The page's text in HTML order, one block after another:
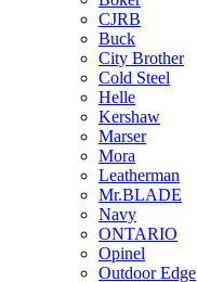
CJRB
Buck
City Brother
Cold Steel
Helle
Kershaw
Marser
Mora
Leatherman
Mr.BLADE
Navy
ONTARIO
Opinel
Outdoor Edge